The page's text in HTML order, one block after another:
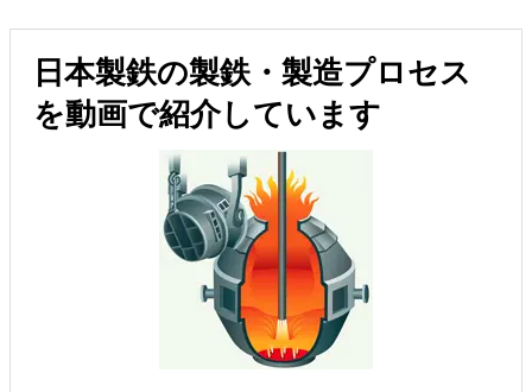
日本製鉄の製鉄・製造プロセス
を動画で紹介しています